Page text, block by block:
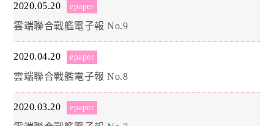
2020.05.20 epaper
雲端聯合戰艦電子報 No.9
2020.04.20 epaper
雲端聯合戰艦電子報 No.8
2020.03.20 epaper